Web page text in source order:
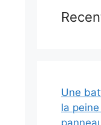
Une
la